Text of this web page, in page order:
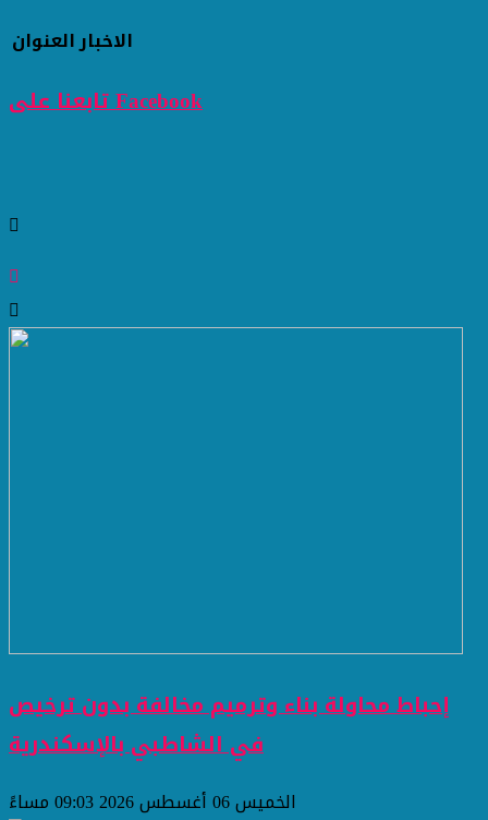
العنوانالاخبار
تابعنا على Facebook
إحباط محاولة بناء وترميم مخالفة بدون ترخيص
في الشاطبي بالإسكندرية
الخميس 06 أغسطس 2026 09:03 مساءً